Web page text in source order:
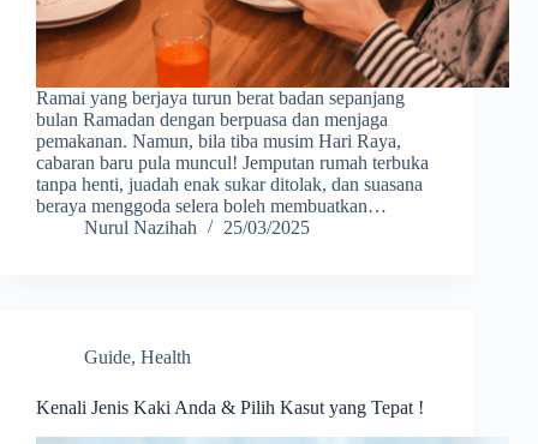
Ramai yang berjaya turun berat badan sepanjang
bulan Ramadan dengan berpuasa dan menjaga
pemakanan. Namun, bila tiba musim Hari Raya,
cabaran baru pula muncul! Jemputan rumah terbuka
tanpa henti, juadah enak sukar ditolak, dan suasana
beraya menggoda selera boleh membuatkan…
Nurul Nazihah
25/03/2025
Guide, Health
Kenali Jenis Kaki Anda & Pilih Kasut yang Tepat !